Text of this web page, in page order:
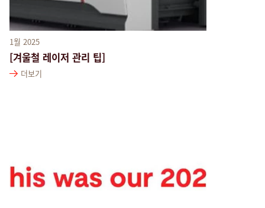
1월 2025
[겨울철 레이저 관리 팁]
더보기